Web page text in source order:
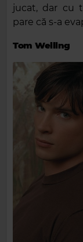
jucat, dar cu
pare că s-a
Tom Welling